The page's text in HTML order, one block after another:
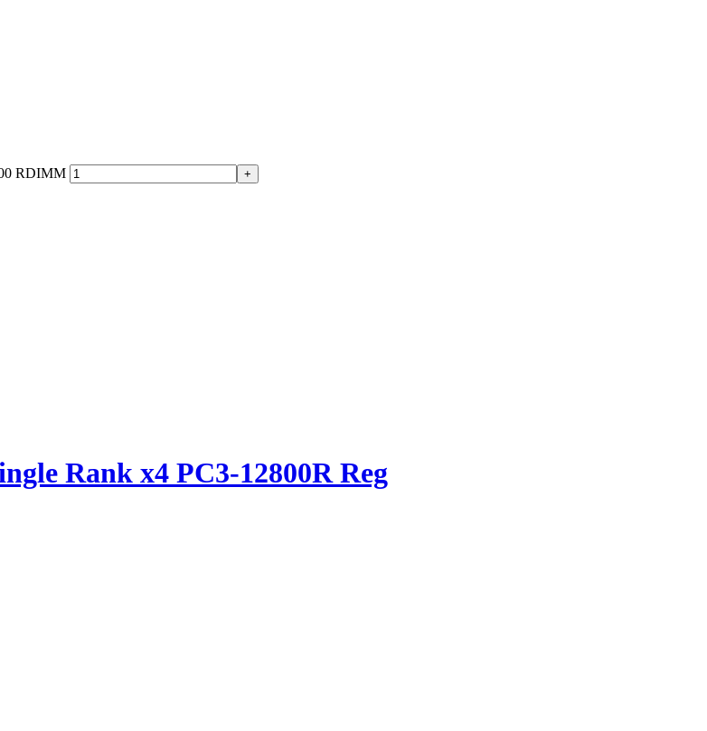
RDIMM
Rank x4 PC3-12800R Reg